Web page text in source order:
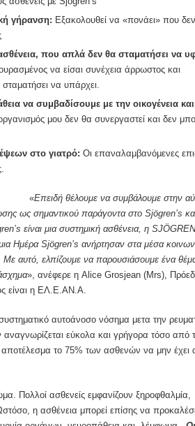
γήρανση: Eξακολουθεί να «πονάει» που
που απλά δεν θα σταματήσει να
να είσαι συνέχεια άρρωστος και
να υπάρχει.
να συμβαδίσουμε με την οικογένεια
μου δεν θα συνεργαστεί και δεν
στο γιατρό: Οι επαναλαμβανόμενες
«Επειδή θέλουμε να συμβάλουμε στην
ως σημαντικού παράγοντα στο Sjögren’s
είναι μια συστημική ασθένεια, η SJÖGREN
Ημέρα Sjögren’s ανήρτησαν στα μέσα
αυτό, ελπίζουμε να παρουσιάσουμε ένα
», ανέφερε η Alice Grosjean (Mrs),
είναι η ΕΛ.Ε.ΑΝ.Α.
αυτοάνοσο νόσημα μετα την
εύκολα και γρήγορα τόσο από
αποτέλεσμα το 75% των ασθενών να μην έχει
Πολλοί ασθενείς εμφανίζουν ξηροφθαλμία,
η ασθένεια μπορεί επίσης να